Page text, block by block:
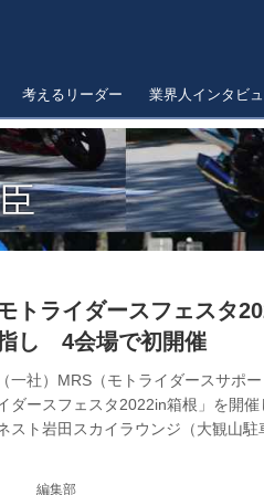
考えるリーダー 業界人インタビ
トライダースフェスタ
し 4会場で初開催
（一社）MRS（モトライダースサポ
ダースフェスタ2022in箱根」を開
スト岩田スカイラウンジ（大観山
編集部